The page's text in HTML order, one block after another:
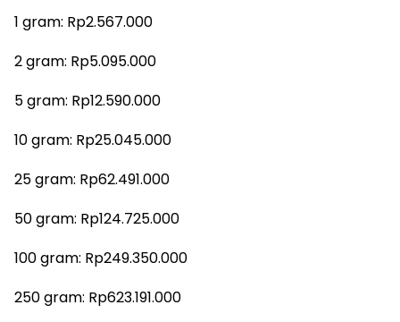
1 gram: Rp2.567.000
2 gram: Rp5.095.000
5 gram: Rp12.590.000
10 gram: Rp25.045.000
25 gram: Rp62.491.000
50 gram: Rp124.725.000
100 gram: Rp249.350.000
250 gram: Rp623.191.000